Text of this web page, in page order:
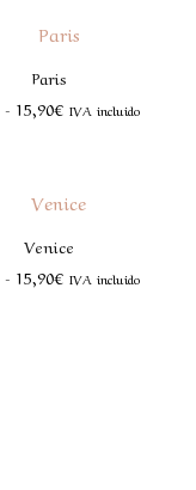
Paris
- 15,90€ IVA incluido
Venice
- 15,90€ IVA incluido